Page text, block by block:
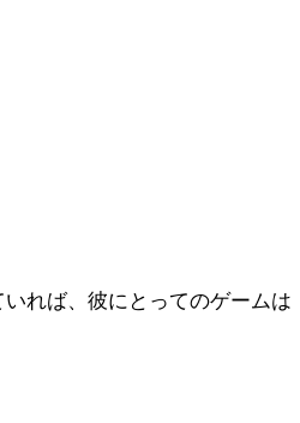
れば、彼にとってのゲームは